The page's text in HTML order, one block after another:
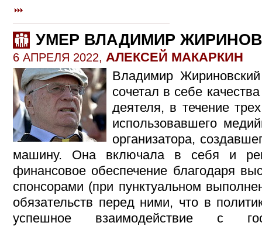
УМЕР ВЛАДИМИР
6 АПРЕЛЯ 2022, АЛЕКСЕЙ МАКАРКИН
Владимир
сочетал в себе
деятеля, в течение
использовавшего
организатора,
машину. Она включала в себя и
финансовое обеспечение благодаря
спонсорами (при пунктуальном
обязательств перед ними, что в
успешное взаимодействие с